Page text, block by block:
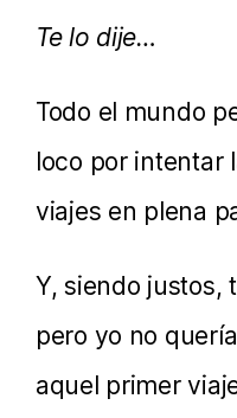
Te lo dije…
Todo el mundo
loco por intentar
viajes en plena
Y, siendo justos,
pero yo no
aquel primer